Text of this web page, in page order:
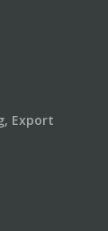
Export